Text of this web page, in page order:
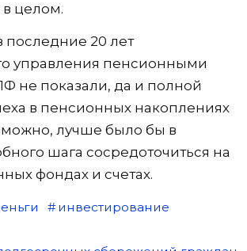
целом.
последние 20 лет
управления пенсионными
не показали, да и полной
в пенсионных накоплениях
лучше было бы в
шага сосредоточиться на
фондах и счетах.
инвестирование